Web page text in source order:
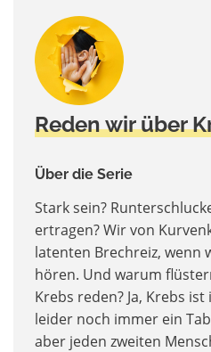
Reden wir über
Über die Serie
Stark sein?
ertragen? Wir von
latenten Brechreiz, wenn
hören. Und warum
Krebs reden? Ja, Krebs
leider noch immer ein
aber jeden zweiten